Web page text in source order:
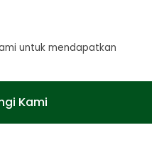
untuk mendapatkan
Kami